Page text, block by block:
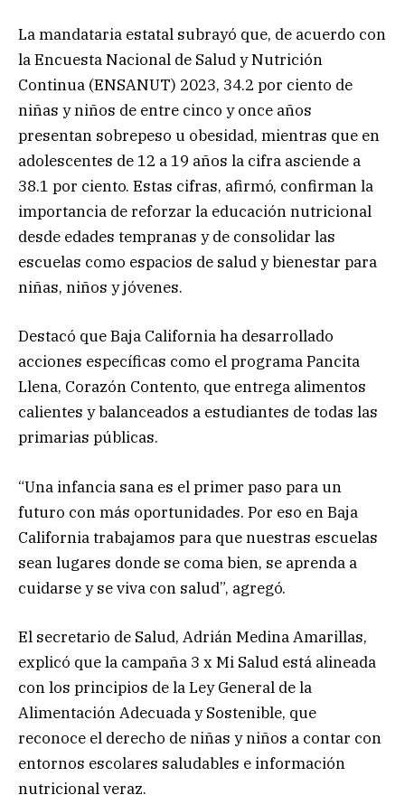
La mandataria estatal subrayó que, de acuerdo con
la Encuesta Nacional de Salud y Nutrición
Continua (ENSANUT) 2023, 34.2 por ciento de
niñas y niños de entre cinco y once años
presentan sobrepeso u obesidad, mientras que en
adolescentes de 12 a 19 años la cifra asciende a
38.1 por ciento. Estas cifras, afirmó, confirman la
importancia de reforzar la educación nutricional
desde edades tempranas y de consolidar las
escuelas como espacios de salud y bienestar para
niñas, niños y jóvenes.
Destacó que Baja California ha desarrollado
acciones específicas como el programa Pancita
Llena, Corazón Contento, que entrega alimentos
calientes y balanceados a estudiantes de todas las
primarias públicas.
“Una infancia sana es el primer paso para un
futuro con más oportunidades. Por eso en Baja
California trabajamos para que nuestras escuelas
sean lugares donde se coma bien, se aprenda a
cuidarse y se viva con salud”, agregó.
El secretario de Salud, Adrián Medina Amarillas,
explicó que la campaña 3 x Mi Salud está alineada
con los principios de la Ley General de la
Alimentación Adecuada y Sostenible, que
reconoce el derecho de niñas y niños a contar con
entornos escolares saludables e información
nutricional veraz.